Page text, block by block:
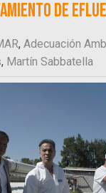
de
,Adecuación
, Martín Sabbatella